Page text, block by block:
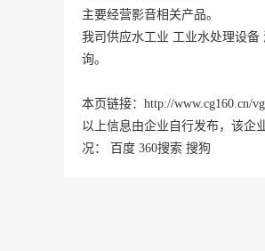
主要经营影音相关产品。
我司供应水工业 工业水处理设
询。
本页链接： http://www.cg160.cn/
以上信息由企业自行发布，该企
况：
百度 360搜索 搜狗